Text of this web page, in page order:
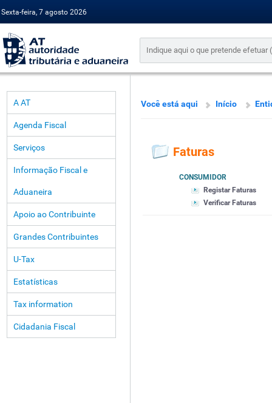
Sexta-feira, 7 agosto 2026
A AT
Agenda Fiscal
Serviços
Informação Fiscal e
Aduaneira
Apoio ao Contribuinte
Grandes Contribuintes
U-Tax
Estatísticas
Tax information
Cidadania Fiscal
Você está aqui Início
Faturas
CONSUMIDOR
Registar Faturas
Verificar Faturas